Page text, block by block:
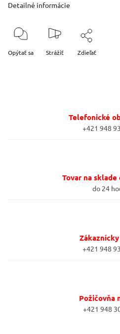
Detailné informácie
Opýtať sa Strážiť Zdieľať
Telefonické
+421 948
Tovar na sklade
do 24
+421 948
Požičovňa
+421 948